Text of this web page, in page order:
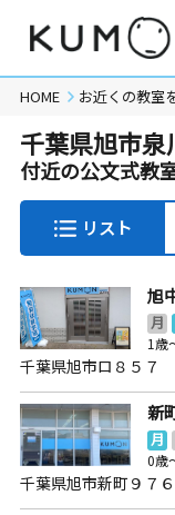
HOME お近くの教室
千葉県旭市泉
付近の公文式教
リスト
旭
月
1歳
千葉県旭市ロ８５７
新
月
0歳
千葉県旭市新町９７６